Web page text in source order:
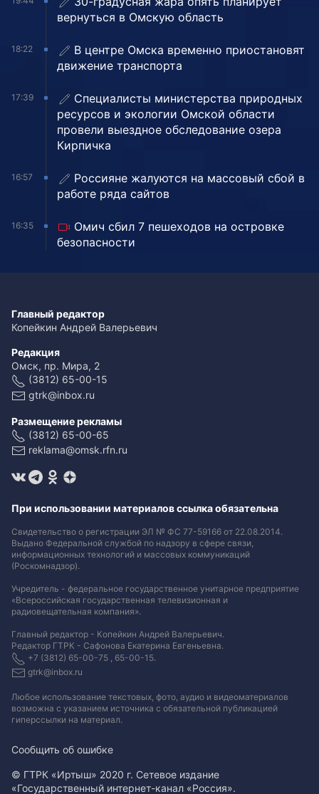
вернуться в Омскую область
18:22
В центре Омска временно приостановят
движение транспорта
17:39
Специалисты министерства природных
ресурсов и экологии Омской области
провели выездное обследование озера
Кирпичка
16:57
Россияне жалуются на массовый сбой в
работе ряда сайтов
16:35
Омич сбил 7 пешеходов на островке
безопасности
Главный редактор
Копейкин Андрей Валерьевич
Редакция
Омск, пр. Мира, 2
(3812) 65-00-15
gtrk@inbox.ru
Размещение рекламы
(3812) 65-00-65
reklama@omsk.rfn.ru
При использовании материалов ссылка обязательна
Свидетельство о регистрации ЭЛ № ФС 77-59166 от 22.08.2014.
Выдано Федеральной службой по надзору в сфере связи,
информационных технологий и массовых коммуникаций
(Роскомнадзор).
Учредитель - федеральное государственное унитарное предприятие
«Всероссийская государственная телевизионная и
радиовещательная компания».
Главный редактор - Копейкин Андрей Валерьевич.
Редактор ГТРК - Сафонова Екатерина Евгеньевна.
+7 (3812) 65-00-75 , 65-00-15.
gtrk@inbox.ru
Любое использование текстовых, фото, аудио и видеоматериалов
возможна с указанием источника с обязательной публикацией
гиперссылки на материал.
Сообщить об ошибке
© ГТРК «Иртыш» 2020 г. Сетевое издание
«Государственный интернет-канал «Россия».